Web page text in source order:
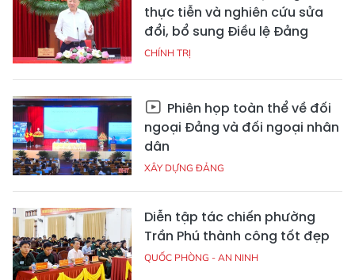
thực tiễn và nghiên cứu sửa
đổi, bổ sung Điều lệ Đảng
CHÍNH TRỊ
Phiên họp toàn thể về đối
ngoại Đảng và đối ngoại nhân
dân
XÂY DỰNG ĐẢNG
Diễn tập tác chiến phường
Trần Phú thành công tốt đẹp
QUỐC PHÒNG - AN NINH